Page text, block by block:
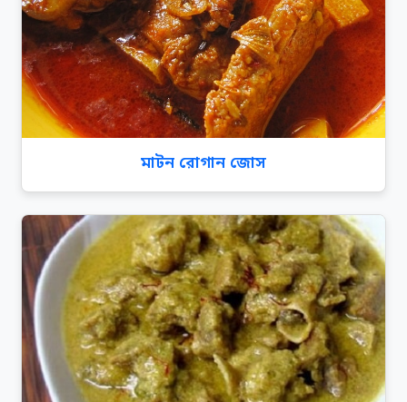
মাটন রোগান জোস